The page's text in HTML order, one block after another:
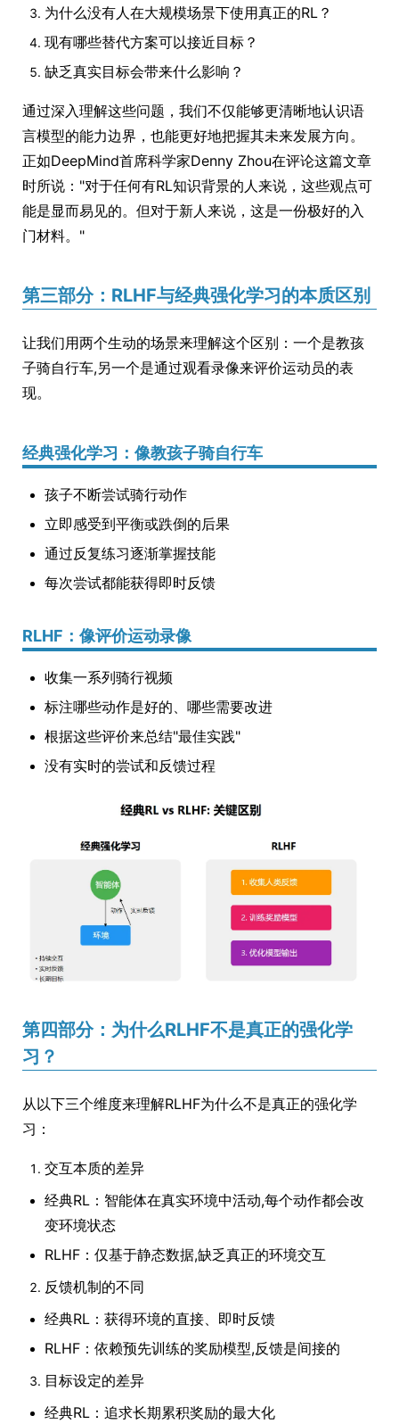
为什么没有人在大规模场景下使用真正的RL？
现有哪些替代方案可以接近目标？
缺乏真实目标会带来什么影响？
通过深入理解这些问题，我们不仅能够更清晰地认识语
言模型的能力边界，也能更好地把握其未来发展方向。
正如DeepMind首席科学家Denny Zhou在评论这篇文章
时所说："对于任何有RL知识背景的人来说，这些观点可
能是显而易见的。但对于新人来说，这是一份极好的入
门材料。"
第三部分：RLHF与经典强化学习的本质区别
让我们用两个生动的场景来理解这个区别：一个是教孩
子骑自行车,另一个是通过观看录像来评价运动员的表
现。
经典强化学习：像教孩子骑自行车
孩子不断尝试骑行动作
立即感受到平衡或跌倒的后果
通过反复练习逐渐掌握技能
每次尝试都能获得即时反馈
RLHF：像评价运动录像
收集一系列骑行视频
标注哪些动作是好的、哪些需要改进
根据这些评价来总结"最佳实践"
没有实时的尝试和反馈过程
第四部分：为什么RLHF不是真正的强化学
习？
从以下三个维度来理解RLHF为什么不是真正的强化学
习：
交互本质的差异
经典RL：智能体在真实环境中活动,每个动作都会改
变环境状态
RLHF：仅基于静态数据,缺乏真正的环境交互
反馈机制的不同
经典RL：获得环境的直接、即时反馈
RLHF：依赖预先训练的奖励模型,反馈是间接的
目标设定的差异
经典RL：追求长期累积奖励的最大化